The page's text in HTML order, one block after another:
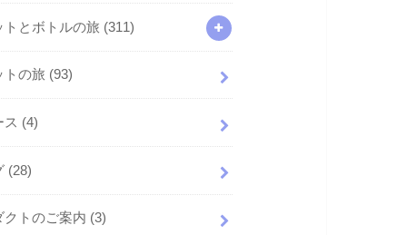
トとボトルの旅 (311)
トの旅 (93)
ス (4)
(28)
クトのご案内 (3)